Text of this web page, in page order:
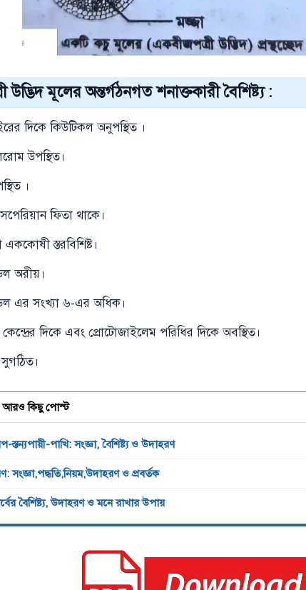
উদ্ভিদ মূলের অন্তর্গঠনগত শনাক্তকারী বৈশিষ্ট্য :
দিকে কিউটিকল অনুপস্থিত ।
উপস্থিত।
।
ফিতা থাকে।
এককোষী স্তরবিশিষ্ট।
অরীয়।
এর সংখ্যা ৬-এর অধিক।
দিকে এবং প্রোটোজাইলেম পরিধির দিকে অবস্থিত।
আরও কিছু পোস্ট
পাখি: সংজ্ঞা, বৈশিষ্ট্য ও উদাহরণ
সংজ্ঞা,পদ্ধতি,নিয়ম,উদাহরণ ও প্রবর্তক
বৈশিষ্ট্য, উদাহরণ ও মনে রাখার উপায়